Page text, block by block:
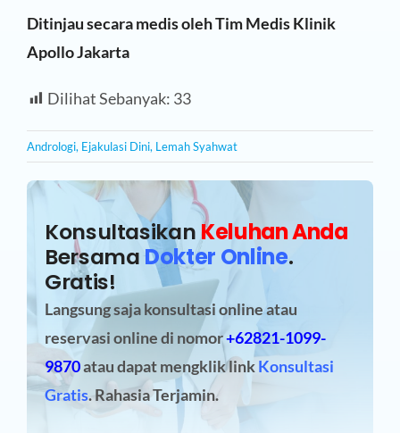
Ditinjau secara medis oleh Tim Medis Klinik
Apollo Jakarta
Dilihat Sebanyak: 33
Andrologi, Ejakulasi Dini, Lemah Syahwat
Konsultasikan Keluhan Anda
BersamaDokter Online.
Gratis!
Langsung saja konsultasi online atau
reservasi onlinedi nomor+62821-1099-
9870atau dapat mengklik linkKonsultasi
Gratis. Rahasia Terjamin.